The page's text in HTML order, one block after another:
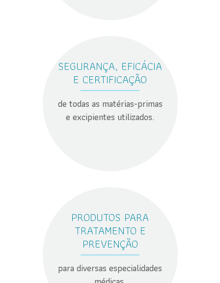
SEGURANÇA, EFICÁCIA
E CERTIFICAÇÃO
de todas as matérias-primas
e excipientes utilizados.
PRODUTOS PARA
TRATAMENTO E
PREVENÇÃO
para diversas especialidades